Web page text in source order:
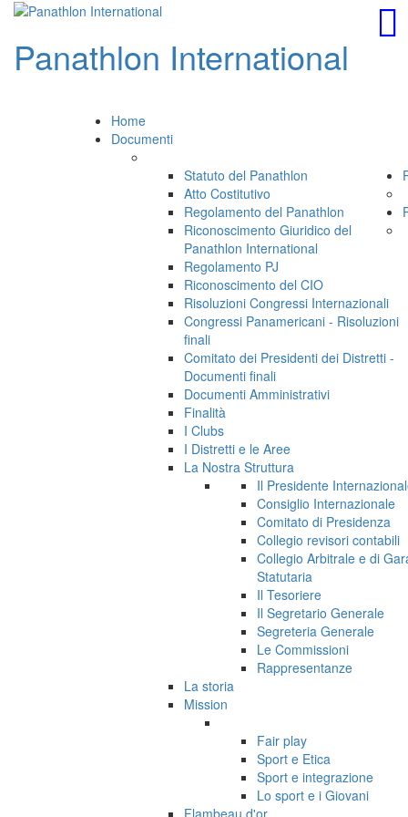
Panathlon International
Home
Documenti
Statuto del Panathlon
Atto Costitutivo
Regolamento del Panathlon
Riconoscimento Giuridico del
Panathlon International
Regolamento PJ
Riconoscimento del CIO
Risoluzioni Congressi Internazionali
Congressi Panamericani - Risoluzioni
finali
Comitato dei Presidenti dei Distretti -
Documenti finali
Documenti Amministrativi
Finalità
I Clubs
I Distretti e le Aree
La Nostra Struttura
Il Presidente
Consiglio Internazionale
Comitato di Presidenza
Collegio revisori contabili
Collegio Arbitrale e di
Statutaria
Il Tesoriere
Il Segretario Generale
Segreteria Generale
Le Commissioni
Rappresentanze
La storia
Mission
Fair play
Sport e Etica
Sport e integrazione
Lo sport e i Giovani
Flambeau d'or